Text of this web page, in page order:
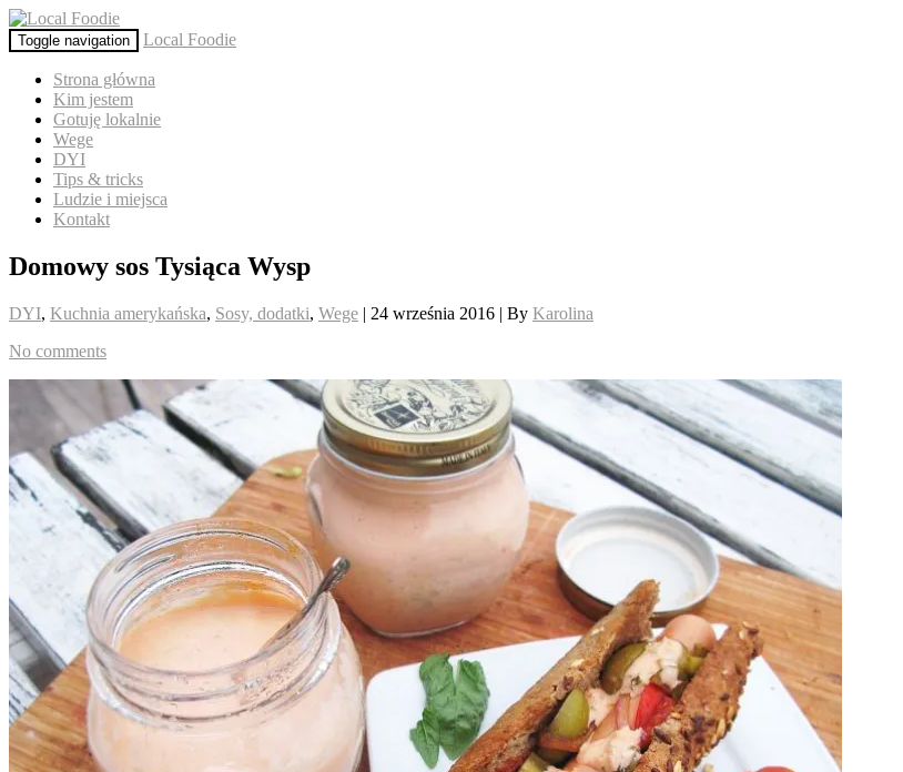
Toggle navigation Local Foodie
Strona główna
Kim jestem
Gotuję lokalnie
Wege
DYI
Tips & tricks
Ludzie i miejsca
Kontakt
Domowy sos Tysiąca Wysp
DYI, Kuchnia amerykańska, Sosy, dodatki, Wege | 24 września 2016 | By Karolina
No comments